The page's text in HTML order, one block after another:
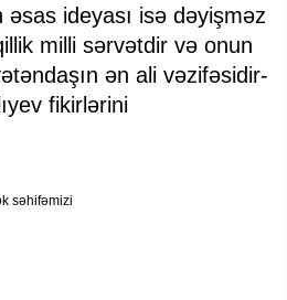
ideyası isə dəyişməz
milli sərvətdir və onun
ən ali vəzifəsidir-
fikirlərini
səhifəmizi